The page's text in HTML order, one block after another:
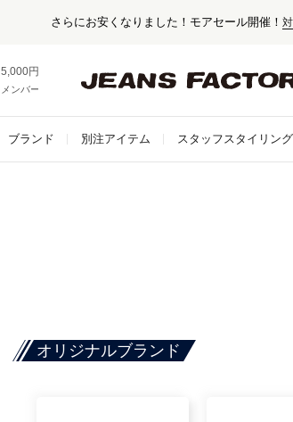
セール対象外アイテムは10%ポ
5,000円以上お買い上げで送料無料！
メンバー登録でお得な情報をゲット。さらに詳しく
ブランド 別注アイテム スタッフスタイリング
オリジナルブランド